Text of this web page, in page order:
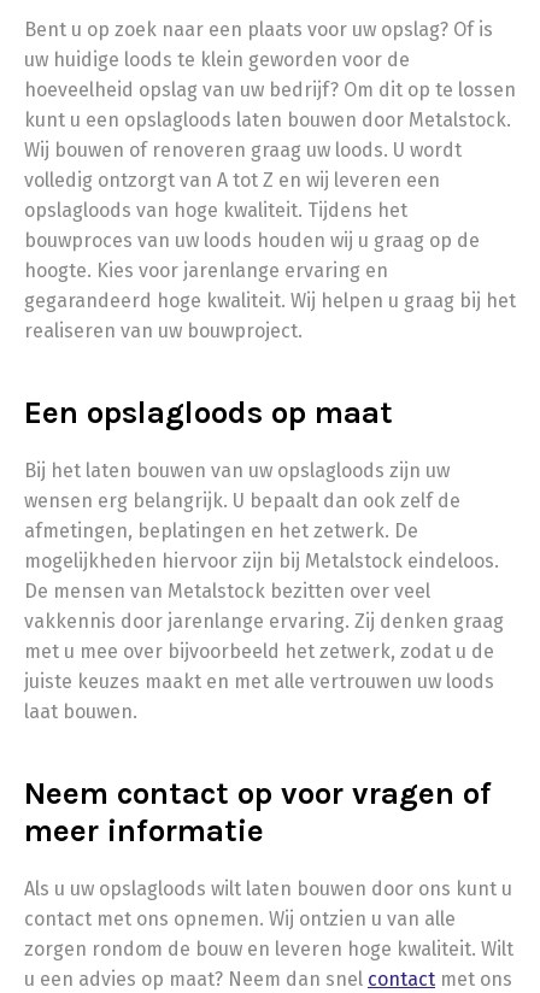
Bent u op zoek naar een plaats voor uw opslag? Of is
uw huidige loods te klein geworden voor de
hoeveelheid opslag van uw bedrijf? Om dit op te lossen
kunt u een opslagloods laten bouwen door Metalstock.
Wij bouwen of renoveren graag uw loods. U wordt
volledig ontzorgt van A tot Z en wij leveren een
opslagloods van hoge kwaliteit. Tijdens het
bouwproces van uw loods houden wij u graag op de
hoogte. Kies voor jarenlange ervaring en
gegarandeerd hoge kwaliteit. Wij helpen u graag bij het
realiseren van uw bouwproject.
Een opslagloods op maat
Bij het laten bouwen van uw opslagloods zijn uw
wensen erg belangrijk. U bepaalt dan ook zelf de
afmetingen, beplatingen en het zetwerk. De
mogelijkheden hiervoor zijn bij Metalstock eindeloos.
De mensen van Metalstock bezitten over veel
vakkennis door jarenlange ervaring. Zij denken graag
met u mee over bijvoorbeeld het zetwerk, zodat u de
juiste keuzes maakt en met alle vertrouwen uw loods
laat bouwen.
Neem contact op voor vragen of
meer informatie
Als u uw opslagloods wilt laten bouwen door ons kunt u
contact met ons opnemen. Wij ontzien u van alle
zorgen rondom de bouw en leveren hoge kwaliteit. Wilt
u een advies op maat? Neem dan snel contact met ons